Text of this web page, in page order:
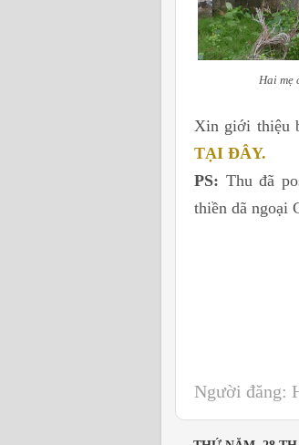
Hai mẹ
Xin giới thiệu
TẠI ĐÂY.
PS: Thu đã
thiền dã ngoại
Người đăng: